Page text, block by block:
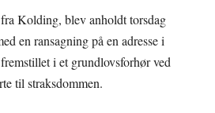
Kolding, blev anholdt torsdag
en ransagning på en adresse i
i et grundlovsforhør ved
til straksdommen.